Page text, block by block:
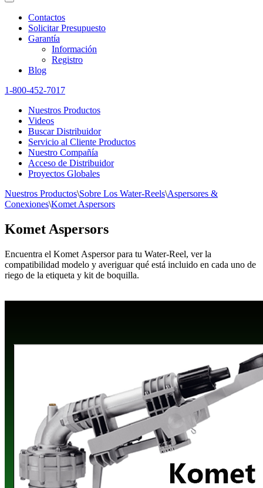
Contactos
Solicitar Presupuesto
Garantía
Información
Registro
Blog
1-800-452-7017
Nuestros Productos
Videos
Buscar Distribuidor
Servicio al Cliente Productos
Nuestro Compañía
Acceso de Distribuidor
Proyectos Globales
Nuestros Productos\Sobre Los Water-Reels\Aspersores &
Conexiones\Komet Aspersors
Komet Aspersors
Encuentra el Komet Aspersorpara tu Water-Reel, ver la
compatibilidad modelo y averiguar qué está incluido en cada uno de
riego de la etiqueta y kit de boquilla.